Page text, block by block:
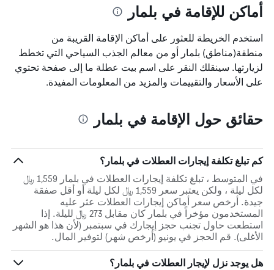
أماكن للإقامة في بلمار
استخدم الخريطة للعثور على أماكن الإقامة القريبة من
منطقة(مناطق) بلمار أو من معالم الجذب السياحي التي تخطط
لزيارتها. سينقلك النقر على اسم بيت عطلة ما إلى صفحة تحتوي
على الأسعار والتقييمات والمزيد من المعلومات المفيدة.
حقائق حول الإقامة في بلمار
كم تبلغ تكلفة إيجارات العطلات في بلمار؟
في المتوسط ، تبلغ تكلفة إيجارات العطلات في بلمار 1,559 ﷼
لكل ليلة ، ولكن يعتبر سعر 1,559 ﷼ لكل ليلة أو أقل صفقة
جيدة. أرخص سعر أماكن إيجارات العطلات عثر عليه
المستخدمون مؤخراً في بلمار كان مقابل 273 ﷼ لليلة. إذا
استطعت حاول تجنب حجز إيجارك في سبتمبر (لأن هذا هو الشهر
الأغلى). قم الحجز في يونيو (أرخص شهر) لتوفير المال.
هل يوجد نزل لإيجار العطلات في بلمار؟